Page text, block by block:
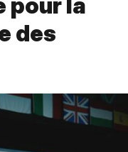
pour la
des